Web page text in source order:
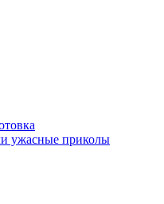
ужасные приколы